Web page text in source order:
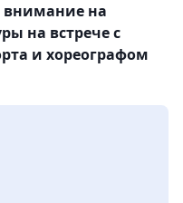
внимание на
на встрече с
и хореографом